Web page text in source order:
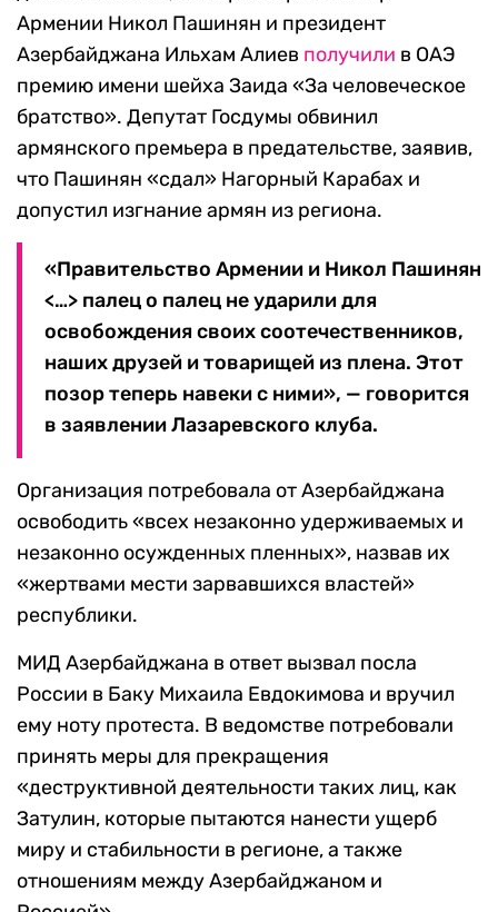
Армении Никол Пашинян и президент
Азербайджана Ильхам Алиев получили в ОАЭ
премию имени шейха Заида «За человеческое
братство». Депутат Госдумы обвинил
армянского премьера в предательстве, заявив,
что Пашинян «сдал» Нагорный Карабах и
допустил изгнание армян из региона.
«Правительство Армении и Никол Пашинян
<…> палец о палец не ударили для
освобождения своих соотечественников,
наших друзей и товарищей из плена. Этот
позор теперь навеки с ними», — говорится
в заявлении Лазаревского клуба.
Организация потребовала от Азербайджана
освободить «всех незаконно удерживаемых и
незаконно осужденных пленных», назвав их
«жертвами мести зарвавшихся властей»
республики.
МИД Азербайджана в ответ вызвал посла
России в Баку Михаила Евдокимова и вручил
ему ноту протеста. В ведомстве потребовали
принять меры для прекращения
«деструктивной деятельности таких лиц, как
Затулин, которые пытаются нанести ущерб
миру и стабильности в регионе, а также
отношениям между Азербайджаном и